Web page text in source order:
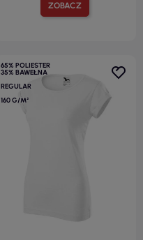
ZOBACZ
65% POLIESTER
35% BAWEŁNA
REGULAR
160 G/M²